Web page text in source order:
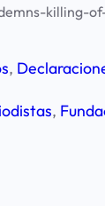
killing-
,
,